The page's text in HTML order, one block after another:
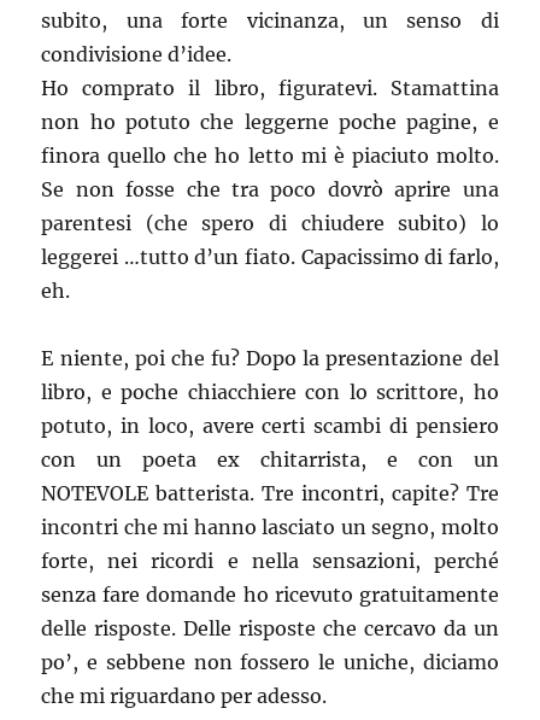
subito, una forte vicinanza, un senso di
condivisione d’idee.
Ho comprato il libro, figuratevi. Stamattina
non ho potuto che leggerne poche pagine, e
finora quello che ho letto mi è piaciuto molto.
Se non fosse che tra poco dovrò aprire una
parentesi (che spero di chiudere subito) lo
leggerei …tutto d’un fiato. Capacissimo di farlo,
eh.
E niente, poi che fu? Dopo la presentazione del
libro, e poche chiacchiere con lo scrittore, ho
potuto, in loco, avere certi scambi di pensiero
con un poeta ex chitarrista, e con un
NOTEVOLE batterista. Tre incontri, capite? Tre
incontri che mi hanno lasciato un segno, molto
forte, nei ricordi e nella sensazioni, perché
senza fare domande ho ricevuto gratuitamente
delle risposte. Delle risposte che cercavo da un
po’, e sebbene non fossero le uniche, diciamo
che mi riguardano per adesso.